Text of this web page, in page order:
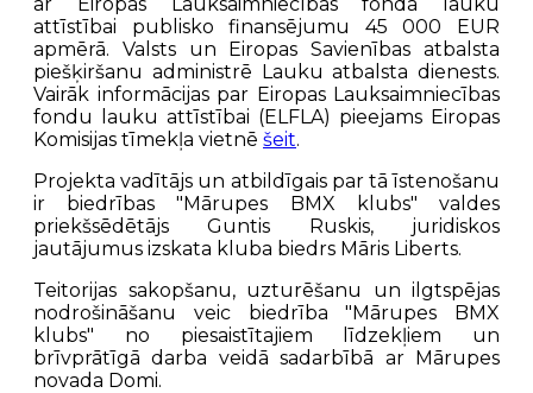
attīstībai publisko finansējumu 45 000 EUR
apmērā. Valsts un Eiropas Savienības atbalsta
piešķiršanu administrē Lauku atbalsta dienests.
Vairāk informācijas par Eiropas Lauksaimniecības
fondu lauku attīstībai (ELFLA) pieejams Eiropas
Komisijas tīmekļa vietnē šeit.
Projekta vadītājs un atbildīgais par tā īstenošanu
ir biedrības "Mārupes BMX klubs" valdes
priekšsēdētājs Guntis Ruskis, juridiskos
jautājumus izskata kluba biedrs Māris Liberts.
Teitorijas sakopšanu, uzturēšanu un ilgtspējas
nodrošināšanu veic biedrība "Mārupes BMX
klubs" no piesaistītajiem līdzekļiem un
brīvprātīgā darba veidā sadarbībā ar Mārupes
novada Domi.